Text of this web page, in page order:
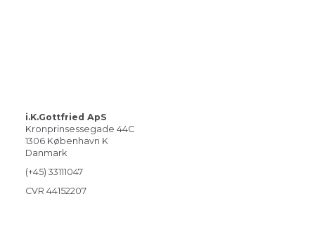
i.K.Gottfried ApS
Kronprinsessegade 44C
1306 København K
Danmark
(+45) 33111047
CVR 44152207